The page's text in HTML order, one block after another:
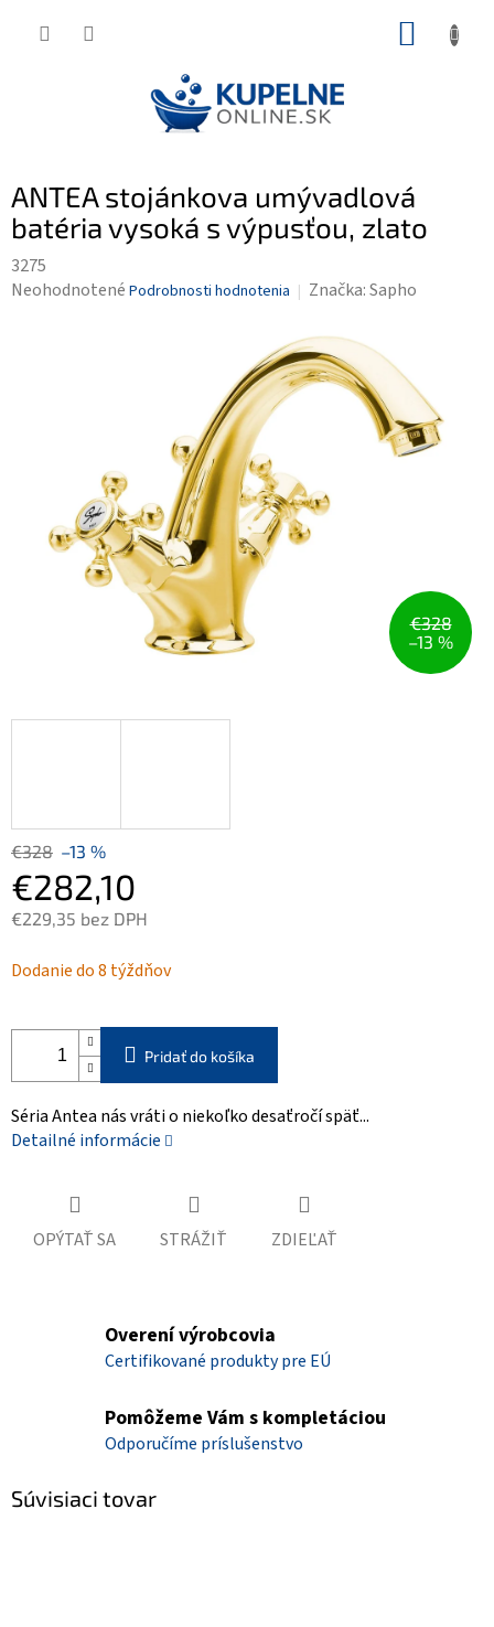
ANTEA stojánkova umývadlová
batéria vysoká s výpusťou, zlato
3275
Priemerné
Neohodnotené Podrobnosti hodnotenia Značka:Sapho
€328
–13 %
€328 –13 %
€282,10
€229,35 bez DPH
cena:
Dodanie do 8 týždňov
Pridať do košíka
Séria Antea nás vráti o niekoľko desaťročí späť...
Detailné informácie
OPÝTAŤ SA STRÁŽIŤ ZDIEĽAŤ
Overení výrobcovia
Certifikované produkty pre EÚ
Pomôžeme Vám s kompletáciou
Odporučíme príslušenstvo
Súvisiaci tovar